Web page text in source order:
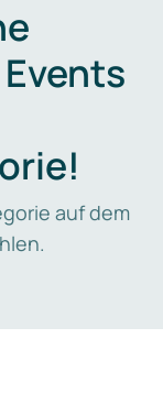
auf dem